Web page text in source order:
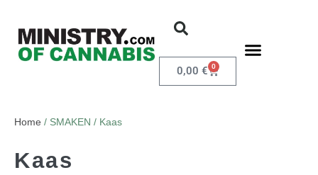
0,00 € 0
Home / SMAKEN / Kaas
Kaas